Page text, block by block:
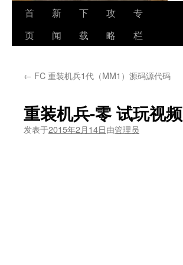
首
页
新
闻
下
载
攻
略
专
栏
← FC 重装机兵1代（MM1）源码源代码
重装机兵-零 试玩视频
发表于2015年2月14日由管理员